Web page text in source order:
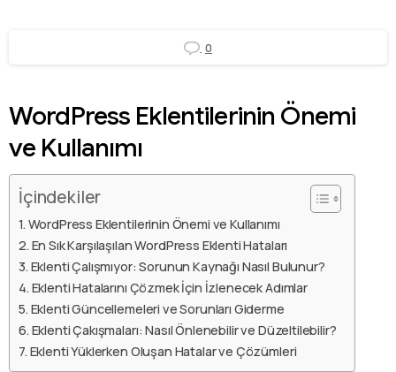
0
WordPress Eklentilerinin Önemi
ve Kullanımı
İçindekiler
WordPress Eklentilerinin Önemi ve Kullanımı
En Sık Karşılaşılan WordPress Eklenti Hataları
Eklenti Çalışmıyor: Sorunun Kaynağı Nasıl Bulunur?
Eklenti Hatalarını Çözmek İçin İzlenecek Adımlar
Eklenti Güncellemeleri ve Sorunları Giderme
Eklenti Çakışmaları: Nasıl Önlenebilir ve Düzeltilebilir?
Eklenti Yüklerken Oluşan Hatalar ve Çözümleri